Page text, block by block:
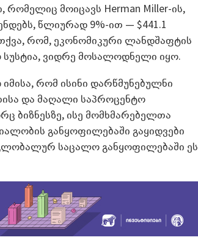
რომელიც მოიცავს Herman Miller-ის,
წლიურად 9%-ით — $441.1
რომ, ეკონომიკური ლანდშაფტის
სუსტია, ვიდრე მოსალოდნელი იყო.
რომ ისინი დარწმუნებულნი
და მაღალი საპროცენტო
ბიზნესზე, ისე მომხმარებელთა
განყოფილებაში გაყიდვები
საცალო განყოფილებაში ეს